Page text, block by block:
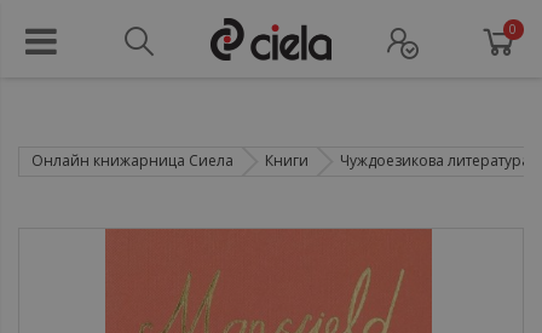
0
Онлайн книжарница Сиела Книги Чуждоезикова литература